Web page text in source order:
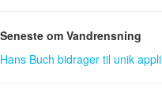
Seneste om Vandrensning
Hans Buch bidrager til unik